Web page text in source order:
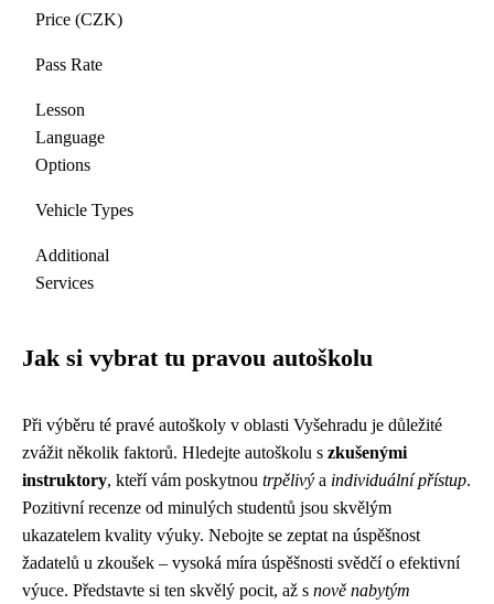
Price (CZK)
Pass Rate
Lesson
Language
Options
Vehicle Types
Additional
Services
Jak si vybrat tu pravou autoškolu
Při výběru té pravé autoškoly v oblasti Vyšehradu je důležité
zvážit několik faktorů. Hledejte autoškolu s zkušenými
instruktory, kteří vám poskytnou trpělivý a individuální přístup.
Pozitivní recenze od minulých studentů jsou skvělým
ukazatelem kvality výuky. Nebojte se zeptat na úspěšnost
žadatelů u zkoušek – vysoká míra úspěšnosti svědčí o efektivní
výuce. Představte si ten skvělý pocit, až s nově nabytým